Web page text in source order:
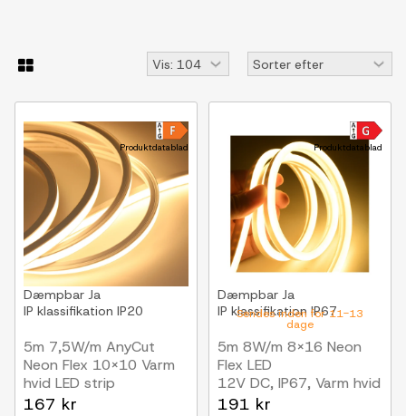
Produktdatablad
Dæmpbar Ja
IP klassifikation IP20
5m 7,5W/m AnyCut
Neon Flex 10x10 Varm
hvid LED strip
12V DC, Ingen
167 kr
Produktdatablad
Sendes inden for 11-13
dage
Dæmpbar Ja
IP klassifikation IP67
5m 8W/m 8x16 Neon
Flex LED
12V DC, IP67, Varm hvid
191 kr